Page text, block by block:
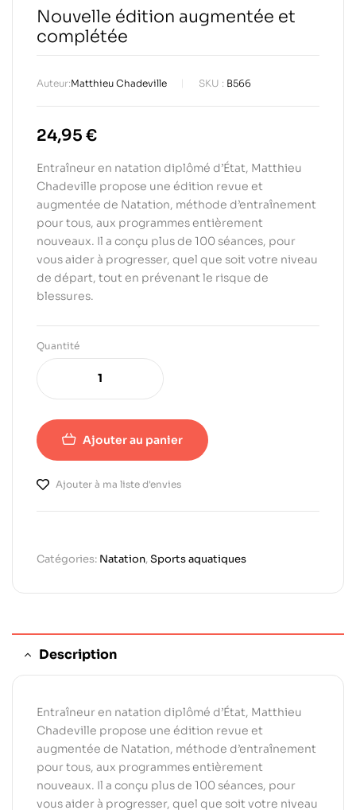
Nouvelle édition augmentée et
complétée
Auteur:Matthieu Chadeville SKU : B566
24,95 €
Entraîneur en natation diplômé d’État, Matthieu
Chadeville propose une édition revue et
augmentée de Natation, méthode d’entraînement
pour tous, aux programmes entièrement
nouveaux. Il a conçu plus de 100 séances, pour
vous aider à progresser, quel que soit votre niveau
de départ, tout en prévenant le risque de
blessures.
Quantité
Ajouter au panier
Ajouter à ma liste d'envies
Catégories: Natation,Sports aquatiques
Description
Entraîneur en natation diplômé d’État, Matthieu
Chadeville propose une édition revue et
augmentée de Natation, méthode d’entraînement
pour tous, aux programmes entièrement
nouveaux. Il a conçu plus de 100 séances, pour
vous aider à progresser, quel que soit votre niveau